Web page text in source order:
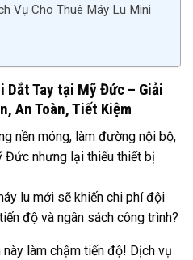
Vụ Cho Thuê Máy Lu Mini
Dắt Tay tại Mỹ Đức – Giải
An Toàn, Tiết Kiệm
nền móng, làm đường nội bộ,
Đức nhưng lại thiếu thiết bị
lu mới sẽ khiến chi phí đội
độ và ngân sách công trình?
làm chậm tiến độ! Dịch vụ